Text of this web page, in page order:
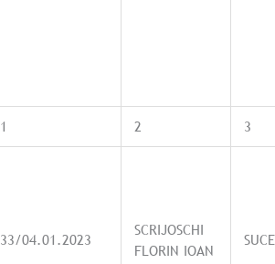
1 2 3
33/04.01.2023
SCRIJOSCHI
FLORIN IOAN